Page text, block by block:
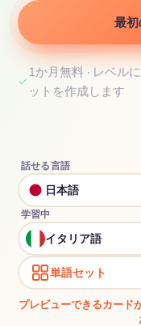
最
1か月無料 · レベル
ットを作成します
話せる言語
日本語
学習中
イタリア語
単語セット
プレビューできるカード